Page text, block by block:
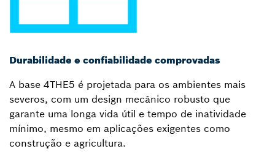
Durabilidade e confiabilidade comprovadas
A base 4THE5 é projetada para os ambientes mais
severos, com um design mecânico robusto que
garante uma longa vida útil e tempo de inatividade
mínimo, mesmo em aplicações exigentes como
construção e agricultura.